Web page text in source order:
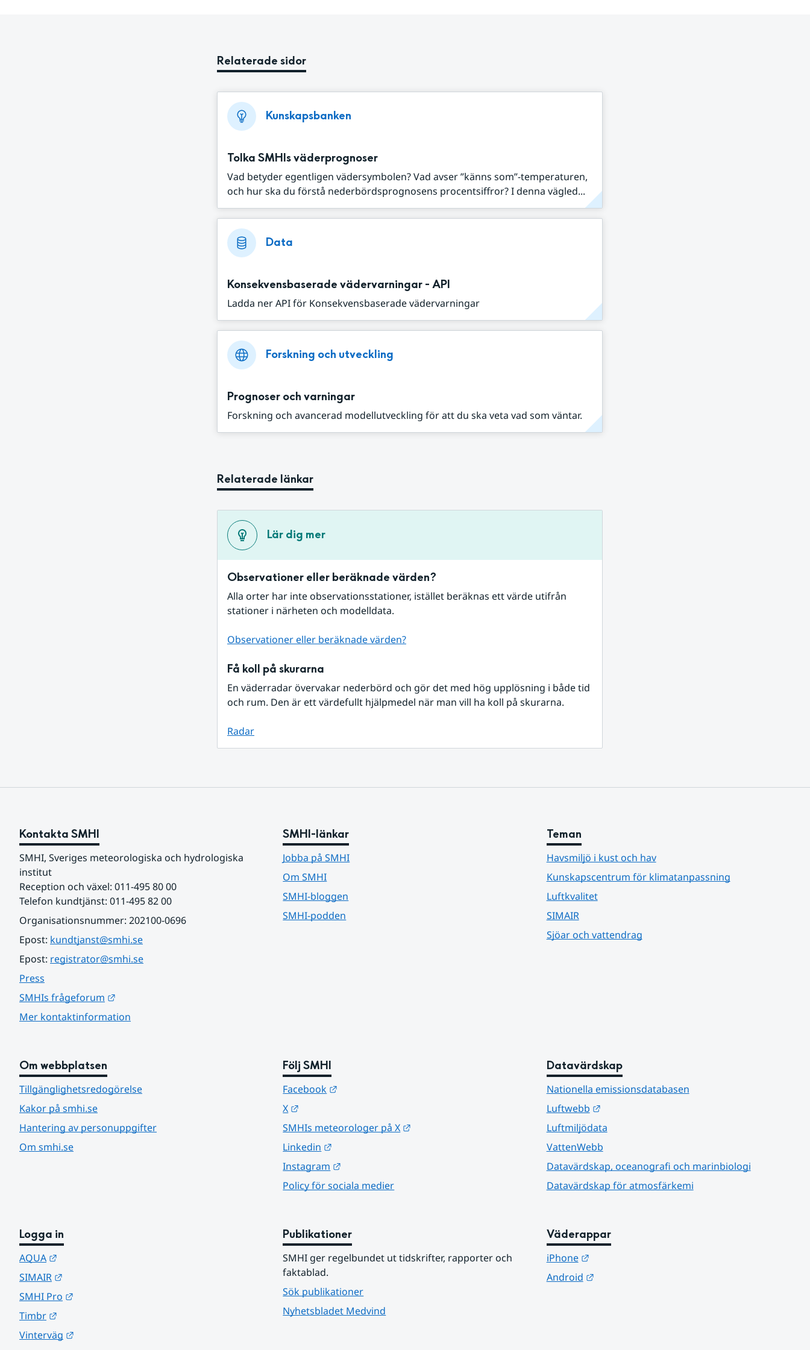
Relaterade sidor
Kunskapsbanken
Tolka SMHIs väderprognoser
Vad betyder egentligen vädersymbolen? Vad avser ”känns som”-temperaturen,
och hur ska du förstå nederbördsprognosens procentsiffror? I denna vägled...
Data
Konsekvensbaserade vädervarningar - API
Ladda ner API för Konsekvensbaserade vädervarningar
Forskning och utveckling
Prognoser och varningar
Forskning och avancerad modellutveckling för att du ska veta vad som väntar.
Relaterade länkar
Lär dig mer
Observationer eller beräknade värden?
Alla orter har inte observationsstationer, istället beräknas ett värde utifrån
stationer i närheten och modelldata.
Observationer eller beräknade värden?
Få koll på skurarna
En väderradar övervakar nederbörd och gör det med hög upplösning i både tid
och rum. Den är ett värdefullt hjälpmedel när man vill ha koll på skurarna.
Radar
Kontakta SMHI
SMHI, Sveriges meteorologiska och hydrologiska
institut
Reception och växel: 011-495 80 00
Telefon kundtjänst: 011-495 82 00
Organisationsnummer: 202100-0696
Epost: kundtjanst@smhi.se
Epost: registrator@smhi.se
Press
SMHIs frågeforum
Mer kontaktinformation
SMHI-länkar
Jobba på SMHI
Om SMHI
SMHI-bloggen
SMHI-podden
Teman
Havsmiljö i kust och hav
Kunskapscentrum för klimatanpassning
Luftkvalitet
SIMAIR
Sjöar och vattendrag
Om webbplatsen
Tillgänglighetsredogörelse
Kakor på smhi.se
Hantering av personuppgifter
Om smhi.se
Följ SMHI
Facebook
X
SMHIs meteorologer på X
Linkedin
Instagram
Policy för sociala medier
Datavärdskap
Nationella emissionsdatabasen
Luftwebb
Länk till annan webbplats.
Luftmiljödata
VattenWebb
Datavärdskap, oceanografi och marinbiologi
Datavärdskap för atmosfärkemi
Logga in
AQUA
SIMAIR
SMHI Pro
Timbr
Vinterväg
Publikationer
SMHI ger regelbundet ut tidskrifter, rapporter och
faktablad.
Sök publikationer
Nyhetsbladet Medvind
Väderappar
iPhone
Länk till annan webbplats.
Android
Länk till annan webbplats.